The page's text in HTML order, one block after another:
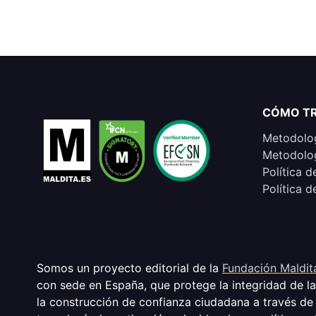
CÓMO
Política
Política
Somos un proyecto editorial de la Fundación
con sede en España, que protege la integridad de
la construcción de confianza ciudadana a través